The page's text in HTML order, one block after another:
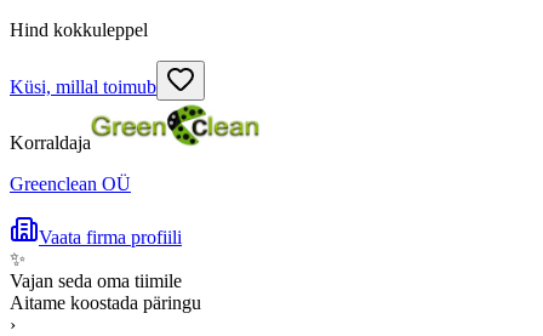
Hind kokkuleppel
Küsi, millal toimub
Korraldaja
Greenclean OÜ
Vaata firma profiili
✨
Vajan seda oma tiimile
Aitame koostada päringu
›